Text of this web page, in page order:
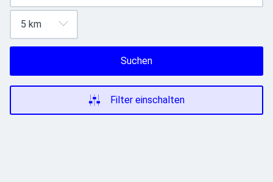
Suchen
Filter einschalten